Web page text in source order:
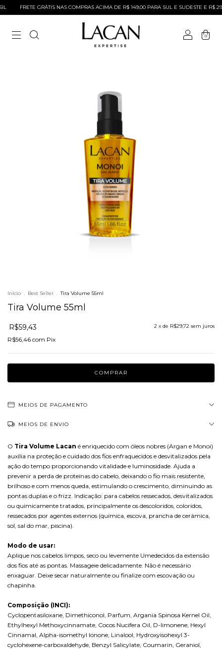
FRETE GRÁTIS NAS COMPRAS ACIMA DE R$ 149,00 PARA SUL E SUDESTE E R$
0
Início . Best Seller . Tira Volume 55ml
Tira Volume 55ml
R$59,43
R$56,46 com Pix
2 x de R$29,72 sem juros
MEIOS DE PAGAMENTO
MEIOS DE ENVIO
O Tira Volume Lacan é enriquecido com óleos nobres (Argan e Monoi)
auxília na proteção e cuidado dos fios enfraquecidos e desvitalizados pela
ação do tempo proporcionando vitalidade e luminosidade. Ajuda a
prevenir a perda de proteínas do cabelo, deixando o fio mais resistente,
brilhoso e com menos queda, estimulando o crescimento, diminuindo as
pontas duplas e o frizz. Indicação: para cabelos ressecados, desvitalizados
ou quimicamente tratados, principalmente os descoloridos, coloridos,
ressecados por agentes externos (química, escova, prancha de cerâmica,
sol, sal do mar, piscina).
Modo de usar:
Aplique nos cabelos limpos, seco ou levemente Umedecidos da extensão
dos fios até as pontas. Massageie delicadamente. Não é necessário
enxaguar. Deixe secar naturalmente ou finalize com escovação ou
chapinha.
Composição (INCI):
Cyclopentasiloxane, Dimethiconol, Parfum, Argania Spinosa Kernel Oil,
Ethylhexyl Methoxycinnamate, Cocos Nucifera Oil, D-limonene, Hexyl
Cinnamal, Alpha-isomethyl Ionone, Linalool, Hydroxyisohexyl 3-
cyclohexene-carboxaldehyde, Benzyl Salicylate, Coumarin, Geraniol,